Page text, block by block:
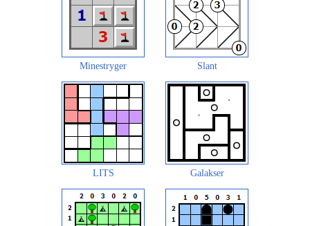
Minestryger Slant
LITS Galakser